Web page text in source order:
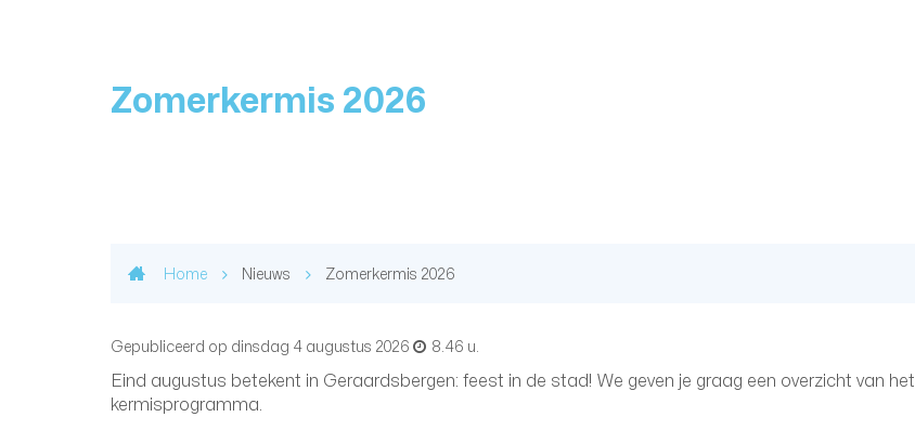
Zomerkermis 2026
Home Nieuws Zomerkermis 2026
Gepubliceerd op dinsdag 4 augustus 2026 8.46 u.
Eind augustus betekent in Geraardsbergen: feest in de stad! We geven je graag een overzicht van het
kermisprogramma.